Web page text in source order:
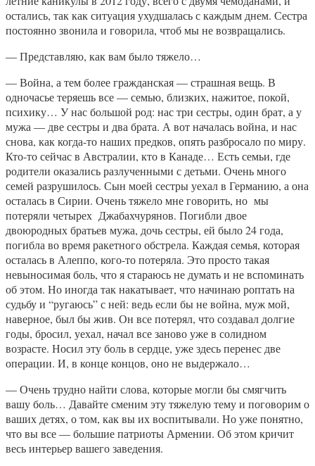
остались, так как ситуация ухудшалась с каждым днем. Сестра
постоянно звонила и говорила, чтоб мы не возвращались.
— Представляю, как вам было тяжело…
— Война, а тем более гражданская — страшная вещь. В
одночасье теряешь все — семью, близких, нажитое, покой,
психику… У нас большой род: нас три сестры, один брат, а у
мужа — две сестры и два брата. А вот началась война, и нас
снова, как когда-то наших предков, опять разбросало по миру.
Кто-то сейчас в Австралии, кто в Канаде… Есть семьи, где
родители оказались разлученными с детьми. Очень много
семей разрушилось. Сын моей сестры уехал в Германию, а она
осталась в Сирии. Очень тяжело мне говорить, но мы
потеряли четырех Джабахчурянов. Погибли двое
двоюродных братьев мужа, дочь сестры, ей было 24 года,
погибла во время ракетного обстрела. Каждая семья, которая
осталась в Алеппо, кого-то потеряла. Это просто такая
невыносимая боль, что я стараюсь не думать и не вспоминать
об этом. Но иногда так накатывает, что начинаю роптать на
судьбу и “ругаюсь” с ней: ведь если бы не война, муж мой,
наверное, был бы жив. Он все потерял, что создавал долгие
годы, бросил, уехал, начал все заново уже в солидном
возрасте. Носил эту боль в сердце, уже здесь перенес две
операции. И, в конце концов, оно не выдержало…
— Очень трудно найти слова, которые могли бы смягчить
вашу боль… Давайте сменим эту тяжелую тему и поговорим о
ваших детях, о том, как вы их воспитывали. Но уже понятно,
что вы все — большие патриоты Армении. Об этом кричит
весь интерьер вашего заведения.